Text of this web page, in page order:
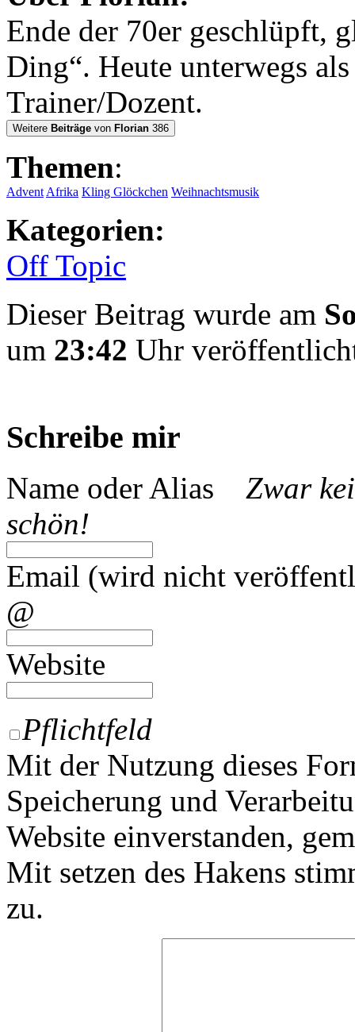
Ende der 70er geschlüpft,
Ding“. Heute unterwegs
Trainer/Dozent.
Weitere Beiträge von Florian 386
Themen:
Advent Afrika Kling Glöckchen Weihnachtsmusik
Kategorien:
Off Topic
Dieser Beitrag wurde am
um 23:42 Uhr
Schreibe mir
Name oder Alias Zwar
schön!
Email (wird nicht
@
Website
Pflichtfeld
Mit der Nutzung dieses
Speicherung und
Website einverstanden,
Mit setzen des Hakens
zu.